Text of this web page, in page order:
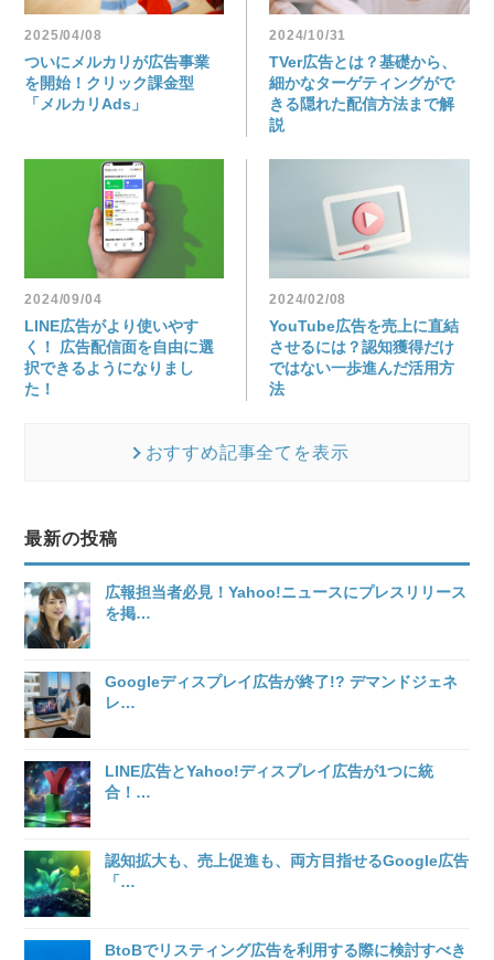
2025/04/08
ついにメルカリが広告事業
を開始！クリック課金型
「メルカリAds」
2024/10/31
TVer広告とは？基礎から、
細かなターゲティングがで
きる隠れた配信方法まで解
説
2024/09/04
LINE広告がより使いやす
く！ 広告配信面を自由に選
択できるようになりまし
た！
2024/02/08
YouTube広告を売上に直結
させるには？認知獲得だけ
ではない一歩進んだ活用方
法
おすすめ記事全てを表示
最新の投稿
広報担当者必見！Yahoo!ニュースにプレスリリース
を掲…
Googleディスプレイ広告が終了!? デマンドジェネ
レ…
LINE広告とYahoo!ディスプレイ広告が1つに統
合！ …
認知拡大も、売上促進も、両方目指せるGoogle広告
「…
BtoBでリスティング広告を利用する際に検討すべき